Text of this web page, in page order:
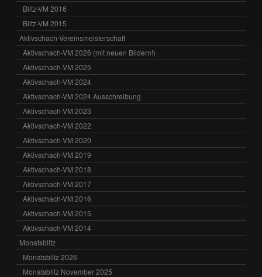
Blitz-VM 2016
Blitz-VM 2015
Aktivschach-Vereinsmeisterschaft
Aktivschach-VM 2026 (mit neuen Bildern!)
Aktivschach-VM 2025
Aktivschach-VM 2024
Aktivschach-VM 2024 Ausschreibung
Aktivschach-VM 2023
Aktivschach-VM 2022
Aktivschach-VM 2020
Aktivschach-VM 2019
Aktivschach-VM 2018
Aktivschach-VM 2017
Aktivschach-VM 2016
Aktivschach-VM 2015
Aktivschach-VM 2014
Monatsblitz
Monatsblitz 2026
Monatsblitz November 2025